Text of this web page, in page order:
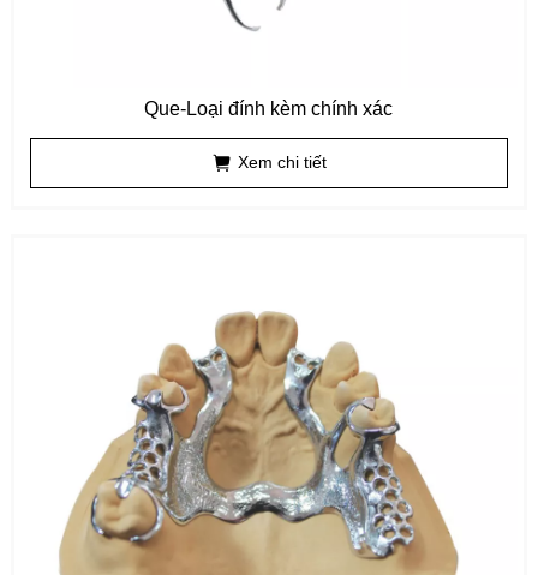
Que-Loại đính kèm chính xác
Xem chi tiết